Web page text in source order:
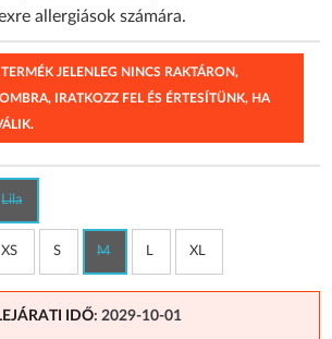
allergiások számára.
JELENLEG NINCS RAKTÁRON,
IRATKOZZ FEL ÉS ÉRTESÍTÜNK, HA
Lila
XS S M L XL
IDŐ: 2029-10-01